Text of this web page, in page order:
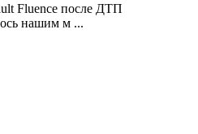
Fluence после ДТП
нашим м ...